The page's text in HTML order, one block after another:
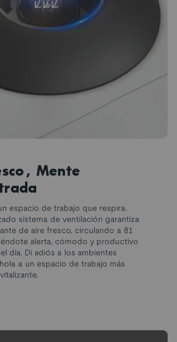
Mente
espacio de trabajo que respira.
sistema de ventilación garantiza
de aire fresco, circulando a 81
alerta, cómodo y productivo
día. Di adiós a los ambientes
a un espacio de trabajo más